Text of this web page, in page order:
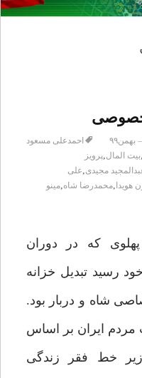
خصوصی
احمدعلی مسعود
,بیت المال,پرویز
مجیدی,علی
هویدا ,محمدرضا شاه,مینو
پهلوی که در دوران
رسید تبدیل خزانه
شاه و دربار بود.
ایران بر اساس
زیر خط فقر زندگی